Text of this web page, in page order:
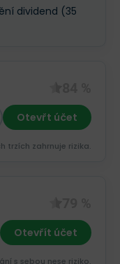
dividend (35
Otevřt účet
trzích zahrnuje rizika.
Otevřít účet
s sebou nese riziko.